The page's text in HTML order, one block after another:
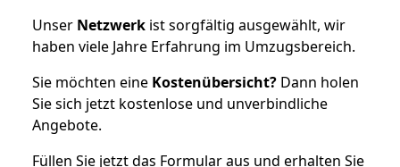
Unser Netzwerk ist sorgfältig ausgewählt, wir
haben viele Jahre Erfahrung im Umzugsbereich.
Sie möchten eine Kostenübersicht? Dann holen
Sie sich jetzt kostenlose und unverbindliche
Angebote.
Füllen Sie jetzt das Formular aus und erhalten Sie